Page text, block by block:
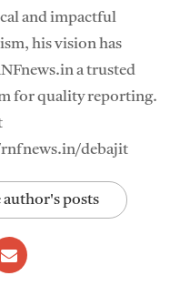
and impactful
his vision has
a trusted
for quality reporting.
debajit
author's posts